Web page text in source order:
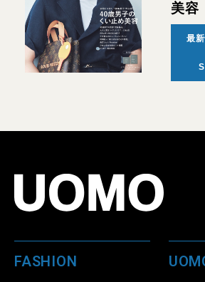
美容
最
FASHION